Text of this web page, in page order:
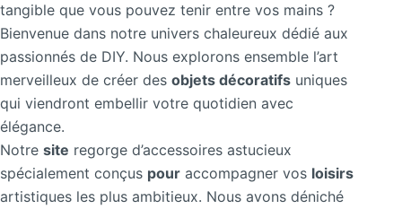
tangible que vous pouvez tenir entre vos mains ?
Bienvenue dans notre univers chaleureux dédié aux
passionnés de DIY. Nous explorons ensemble l’art
merveilleux de créer des objets décoratifs uniques
qui viendront embellir votre quotidien avec
élégance.
Notre site regorge d’accessoires astucieux
spécialement conçus pour accompagner vos loisirs
artistiques les plus ambitieux. Nous avons déniché